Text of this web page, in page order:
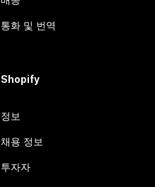
통화 및 번역
Shopify
정보
채용 정보
투자자